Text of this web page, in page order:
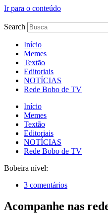
Ir para o conteúdo
Search
Início
Memes
Textão
Editoriais
NOTÍCIAS
Rede Bobo de TV
Início
Memes
Textão
Editoriais
NOTÍCIAS
Rede Bobo de TV
Bobeira nível:
3 comentários
Acompanhe nas